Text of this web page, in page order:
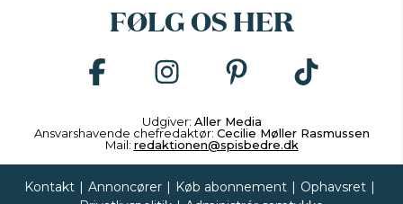
FØLG OS HER
Udgiver: Aller Media
Ansvarshavende chefredaktør: Cecilie Møller Rasmussen
Mail: redaktionen@spisbedre.dk
Kontakt | Annoncører | Køb abonnement | Ophavsret |